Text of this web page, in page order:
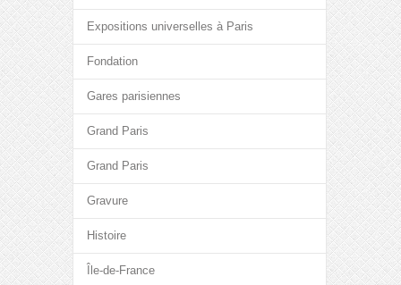
Expositions universelles à Paris
Fondation
Gares parisiennes
Grand Paris
Grand Paris
Gravure
Histoire
Île-de-France